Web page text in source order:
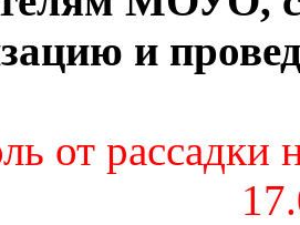
и
от рассадки